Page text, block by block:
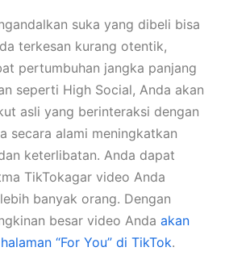
suka yang dibeli bisa
terkesan kurang otentik,
pertumbuhan jangka panjang
seperti High Social, Anda akan
asli yang berinteraksi dengan
secara alami meningkatkan
keterlibatan. Anda dapat
TikTokagar video Anda
banyak orang. Dengan
besar video Anda akan
“For You” di TikTok.